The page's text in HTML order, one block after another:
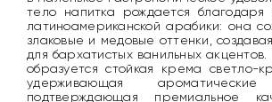
тело напитка рождается благодаря
латиноамериканской арабики: она
злаковые и медовые оттенки,
для бархатистых ванильных
образуется стойкая крема светло-
удерживающая
подтверждающая премиальное